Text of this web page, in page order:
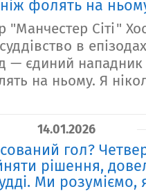
фолять на
"Манчестер Сіті"
в
— єдиний нападник
на ньому. Я
14.01.2026
гол?
рішення,
Ми